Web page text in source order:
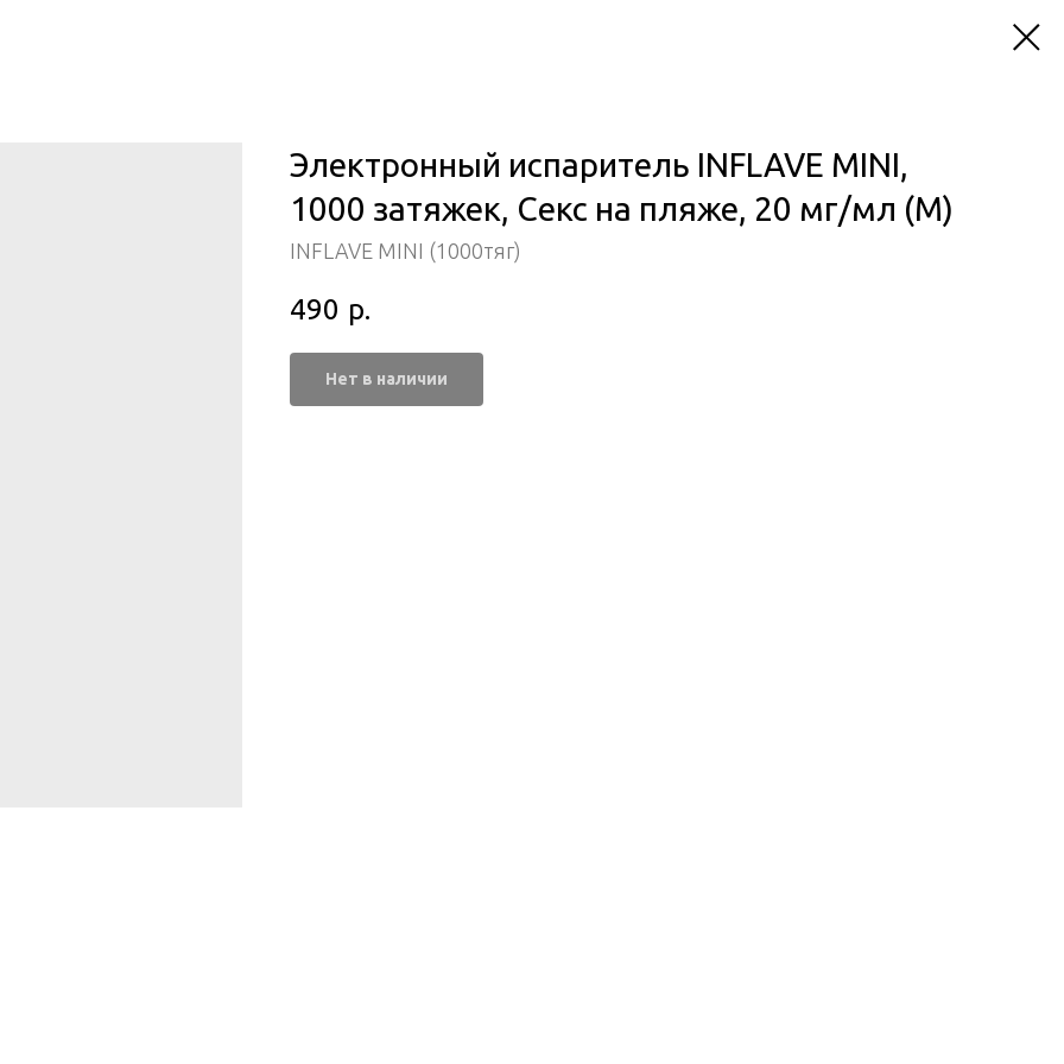
Электронный испаритель INFLAVE MINI,
1000 затяжек, Секс на пляже, 20 мг/мл (М)
INFLAVE MINI (1000тяг)
490 р.
Нет в наличии